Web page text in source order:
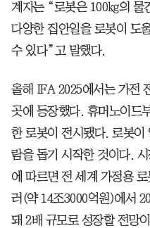
계자는 “로봇은 100㎏의 물
다양한 집안일을 로봇이 도
수 있다”고 말했다.
올해 IFA 2025에서는 가전
곳에 등장했다. 휴머노이드
한 로봇이 전시됐다. 로봇이
람을 돕기 시작한 것이다.
에 따르면 전 세계 가정용
러(약 14조3000억원)에서
돼 2배 규모로 성장할 전망